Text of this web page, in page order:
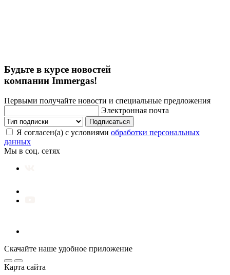
Будьте в курсе новостей
компании Immergas!
Первыми получайте новости и специальные предложения
Электронная почта
Подписаться
Я согласен(а) с условиями обработки персональных
данных
Мы в соц. сетях
Скачайте наше удобное приложение
Карта сайта